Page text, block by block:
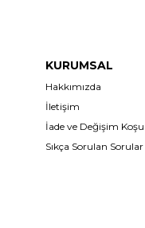
KURUMSAL
Hakkımızda
İletişim
İade ve Değişim
Sıkça Sorulan Sorular